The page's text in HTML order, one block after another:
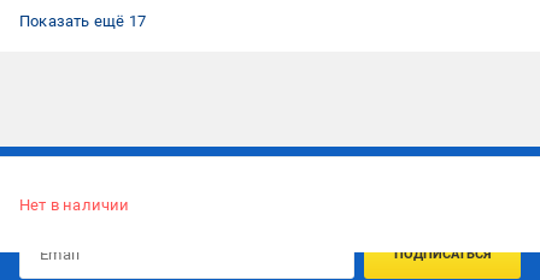
Текстиль для спальни
Дом и интерьер
Матрасы Pocket Spring
Матрасы SÖNGER und SÖHNE
Матрасы ортопедические
Матрасы пружинные
Матрасы средней жесткости
Матрасы белые
Матрасы на независимых пружинах
Матрасы 90x200
Матрасы односпальные
Матрасы на кровать (основные)
Дешевые ортопедические матрасы
Акции на матрасы ортопедический
Матрасы для взрослых
Ортопедические матрасы для взрослых
Ортопедические матрасы 90х200 см
Показать ещё 17
Нет в наличии
ПОДПИСАТЬСЯ